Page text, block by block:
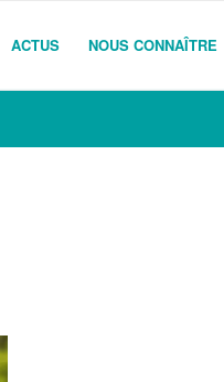
ACTUS NOUS CONNAÎTRE